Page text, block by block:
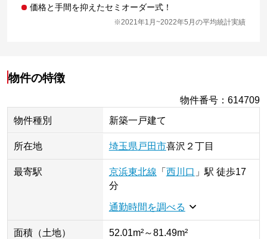
価格と手間を抑えたセミオーダー式！
※2021年1月~2022年5月の平均統計実績
物件の特徴
物件番号 ：614709
物件種別
新築一戸建て
所在地 埼玉県 戸田市喜沢 ２丁目
最寄駅 京浜東北線 「 西川口 」 駅 徒歩17
分
通勤時間を調べる
面積（土地） 52.01m²～81.49m²